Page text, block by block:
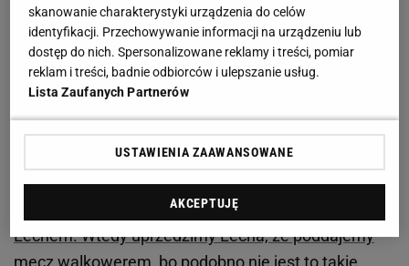
Jakubas zagroził walkowerem. Jest ostateczna
decyzja ws. stadionu Motoru
Przyznał to zresztą wprost właściciel Motoru,
Zbigniew Jakubas. W rozmowie z Weszło.com
stwierdził jasno, że zależy mu na tym, by MOSiR
wymienił murawę. -Jeżeli płyta nie zostanie
wymieniona, to piłkarze nie wyjdą na mecz z
Lechem. Wtedy uprzedzimy Lecha, że poddajemy
mecz walkowerem, bo podobno nie jest to takie
skanowanie charakterystyki urządzenia do celów
identyfikacji. Przechowywanie informacji na urządzeniu lub
dostęp do nich. Spersonalizowane reklamy i treści, pomiar
reklam i treści, badnie odbiorców i ulepszanie usług.
Lista Zaufanych Partnerów
USTAWIENIA ZAAWANSOWANE
AKCEPTUJĘ